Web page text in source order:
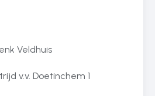
Veldhuis
v.v. Doetinchem 1